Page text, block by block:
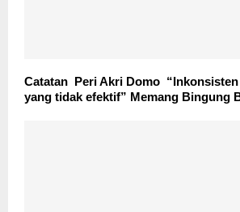
Catatan Peri Akri Domo
yang tidak efektif” Memang Bingung